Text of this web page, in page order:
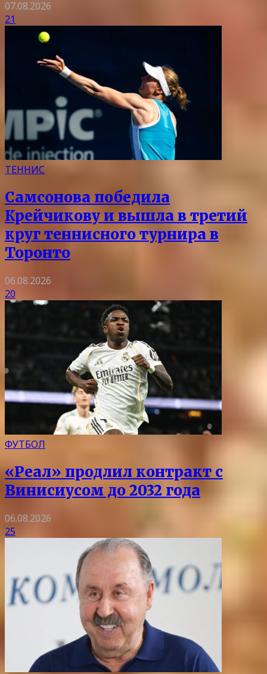
07.08.2026
21
ТЕННИС
Самсонова победила
Крейчикову и вышла в третий
круг теннисного турнира в
Торонто
06.08.2026
20
ФУТБОЛ
«Реал» продлил контракт с
Винисиусом до 2032 года
06.08.2026
25